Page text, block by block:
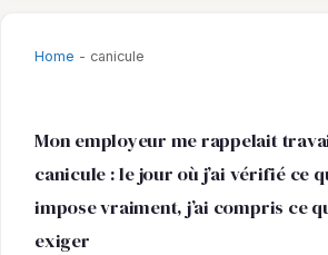
Home - canicule
Mon employeur me rappelait
canicule : le jour où j’ai vérifié ce
impose vraiment, j’ai compris ce
exiger